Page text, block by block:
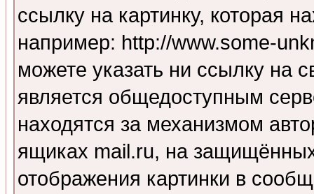
ссылку на картинку, которая
например: http://www.some-
можете указать ни ссылку на
является общедоступным
находятся за механизмом
ящиках mail.ru, на
отображения картинки в